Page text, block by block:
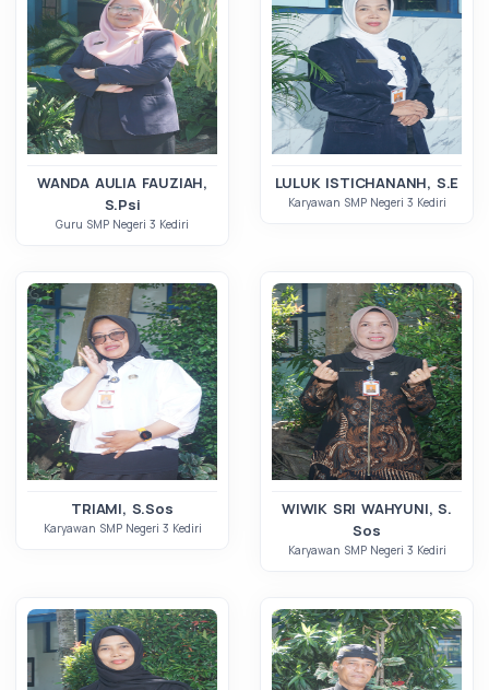
WANDA AULIA FAUZIAH,
S.Psi
Guru SMP Negeri 3 Kediri
LULUK ISTICHANANH, S.E
Karyawan SMP Negeri 3 Kediri
TRIAMI, S.Sos
Karyawan SMP Negeri 3 Kediri
WIWIK SRI WAHYUNI, S.
Sos
Karyawan SMP Negeri 3 Kediri